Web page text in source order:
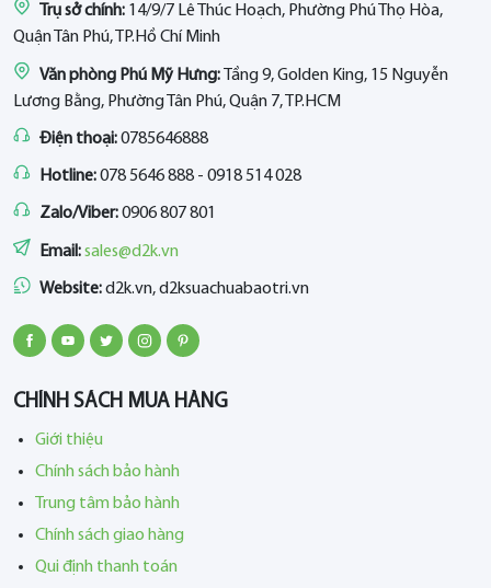
Trụ sở chính: 14/9/7 Lê Thúc Hoạch, Phường Phú Thọ Hòa,
Quận Tân Phú, TP.Hồ Chí Minh
Văn phòng Phú Mỹ Hưng:Tầng 9, Golden King, 15 Nguyễn
Lương Bằng, Phường Tân Phú, Quận 7, TP.HCM
Điện thoại:0785646888
Hotline:078 5646 888 - 0918 514 028
Zalo/Viber:0906 807 801
Email:sales@d2k.vn
Website:d2k.vn, d2ksuachuabaotri.vn
CHÍNH SÁCH MUA HÀNG
Giới thiệu
Chính sách bảo hành
Trung tâm bảo hành
Chính sách giao hàng
Qui định thanh toán